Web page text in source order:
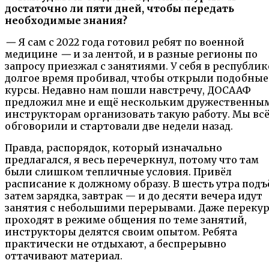
достаточно ли пяти дней, чтобы передать
необходимые знания?
—Я сам с 2022 года готовил ребят по военной
медицине —и за лентой, и в разные регионы по
запросу приезжал с занятиями. У себя в
долгое время пробивал, чтобы открыли подобные
курсы. Недавно нам пошли навстречу, ДОСААФ
предложил мне и ещё нескольким
инструкторам организовать такую работу. Мы всё
обговорили и стартовали две недели назад.
Правда, распорядок, который изначально
предлагался, я весь перечеркнул, потому что там
были слишком тепличные условия. Привёл
расписание к должному образу. В шесть утра
затем зарядка, завтрак — и до десяти вечера идут
занятия с небольшими перерывами. Даже
проходят в режиме общения по теме занятий,
инструкторы делятся своим опытом. Ребята
практически не отдыхают, а беспрерывно
оттачивают материал.